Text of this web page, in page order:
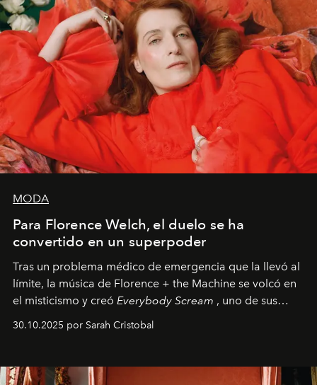
MODA
Para Florence Welch, el duelo se ha
convertido en un superpoder
Tras un problema médico de emergencia que la llevó al
límite, la música de Florence + the Machine se volcó en
el misticismo y creó Everybody Scream , uno de sus
30.10.2025 por Sarah Cristobal